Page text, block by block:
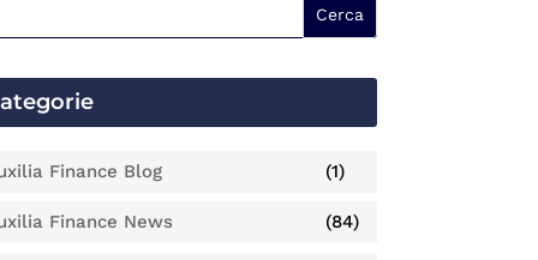
Finance Blog (1)
Finance News (84)